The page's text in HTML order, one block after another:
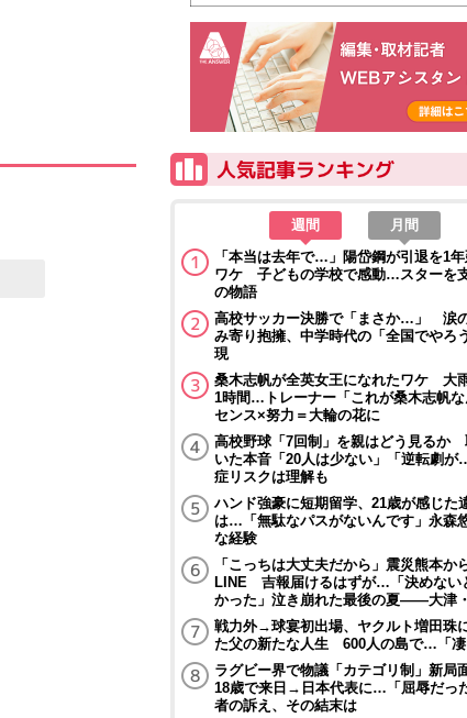
週間
月間
「本当は去年で…」陽岱鋼が引退を1
ワケ 子どもの学校で感動…スターを
の物語
高校サッカー決勝で「まさか…」 涙
み寄り抱擁、中学時代の「全国でやろ
現
桑木志帆が全英女王になれたワケ 大
1時間…トレーナー「これが桑木志帆な
センス×努力＝大輪の花に
高校野球「7回制」を親はどう見るか
いた本音「20人は少ない」「逆転劇が
症リスクは理解も
ハンド強豪に短期留学、21歳が感じた
は…「無駄なパスがないんです」永森
な経験
「こっちは大丈夫だから」震災熊本か
LINE 吉報届けるはずが…「決めない
かった」泣き崩れた最後の夏――大津
戦力外→球宴初出場、ヤクルト増田珠
た父の新たな人生 600人の島で…「凄
ラグビー界で物議「カテゴリ制」新局
18歳で来日→日本代表に…「屈辱だっ
者の訴え、その結末は